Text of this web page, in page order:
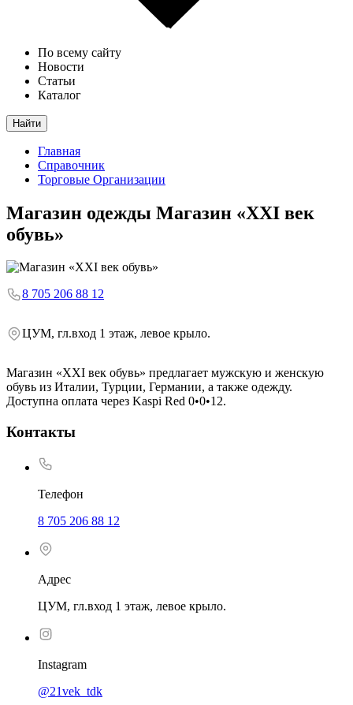
По всему сайту
Новости
Статьи
Каталог
Найти
Главная
Справочник
Торговые Организации
Магазин одежды Магазин «XXI век
обувь»
8 705 206 88 12
ЦУМ, гл.вход 1 этаж, левое крыло.
Магазин «XXI век обувь» предлагает мужскую и женскую
обувь из Италии, Турции, Германии, а также одежду.
Доступна оплата через Kaspi Red 0•0•12.
Контакты
Телефон
8 705 206 88 12
Адрес
ЦУМ, гл.вход 1 этаж, левое крыло.
Instagram
@21vek_tdk